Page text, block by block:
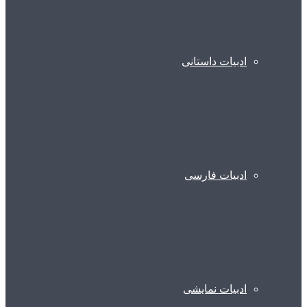
ادبیات داستانی
ادبیات فارسی
ادبیات نمایشی